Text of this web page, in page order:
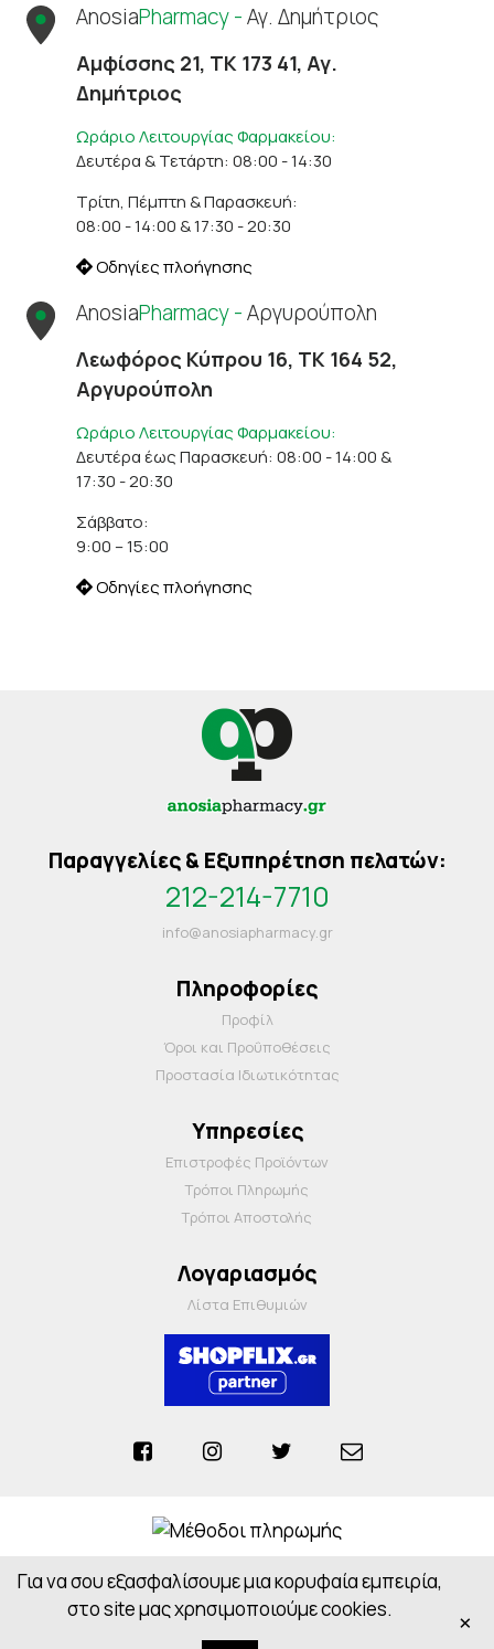
AnosiaPharmacy -Αγ. Δημήτριος
Αμφίσσης 21, ΤΚ 173 41, Αγ.
Δημήτριος
Ωράριο Λειτουργίας Φαρμακείου:
Δευτέρα & Τετάρτη: 08:00 - 14:30
Τρίτη, Πέμπτη & Παρασκευή:
08:00 - 14:00 & 17:30 - 20:30
Οδηγίες πλοήγησης
AnosiaPharmacy -Αργυρούπολη
Λεωφόρος Κύπρου 16, ΤΚ 164 52,
Αργυρούπολη
Ωράριο Λειτουργίας Φαρμακείου:
Δευτέρα έως Παρασκευή: 08:00 - 14:00 &
17:30 - 20:30
Σάββατο:
9:00 – 15:00
Οδηγίες πλοήγησης
Παραγγελίες & Εξυπηρέτηση πελατών:
212-214-7710
info@anosiapharmacy.gr
Πληροφορίες
Προφίλ
Όροι και Προΰποθέσεις
Προστασία Ιδιωτικότητας
Υπηρεσίες
Επιστροφές Προϊόντων
Τρόποι Πληρωμής
Τρόποι Αποστολής
Λογαριασμός
Λίστα Επιθυμιών
Anosiapharmacy © 2026 - All Rights Reserved
Powered byCloudOn
Για να σου εξασφαλίσουμε μια κορυφαία εμπειρία,
στο site μας χρησιμοποιούμε cookies.
×